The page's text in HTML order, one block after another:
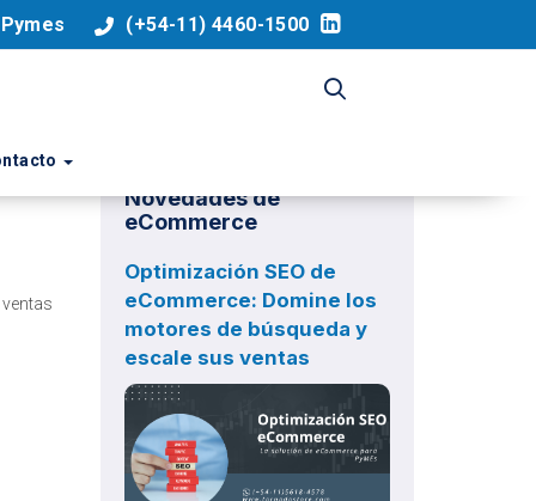
(+54-11) 4460-1500
Novedades de
eCommerce
Optimización SEO de
eCommerce: Domine los
motores de búsqueda y
escale sus ventas